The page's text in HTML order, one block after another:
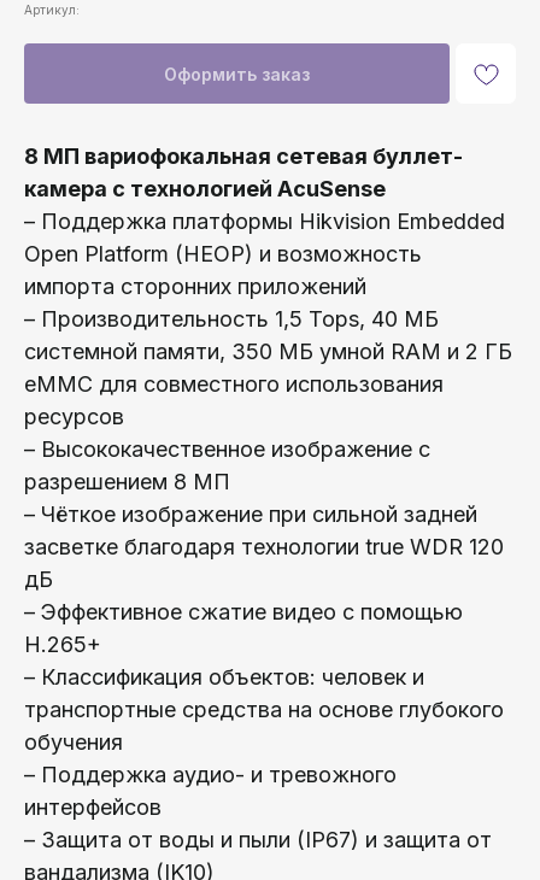
Артикул:
Оформить заказ
8 МП вариофокальная сетевая буллет-
камера с технологией AcuSense
– Поддержка платформы Hikvision Embedded
Open Platform (HEOP) и возможность
импорта сторонних приложений
– Производительность 1,5 Tops, 40 МБ
системной памяти, 350 МБ умной RAM и 2 ГБ
eMMC для совместного использования
ресурсов
– Высококачественное изображение с
разрешением 8 МП
– Чёткое изображение при сильной задней
засветке благодаря технологии true WDR 120
дБ
– Эффективное сжатие видео с помощью
H.265+
– Классификация объектов: человек и
транспортные средства на основе глубокого
обучения
– Поддержка аудио- и тревожного
интерфейсов
– Защита от воды и пыли (IP67) и защита от
вандализма (IK10)